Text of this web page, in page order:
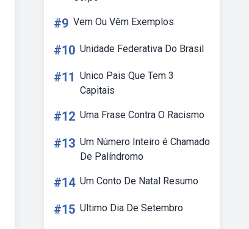
#9 Vem Ou Vêm Exemplos
#10 Unidade Federativa Do Brasil
#11 Unico Pais Que Tem 3
Capitais
#12 Uma Frase Contra O Racismo
#13 Um Número Inteiro é Chamado
De Palíndromo
#14 Um Conto De Natal Resumo
#15 Ultimo Dia De Setembro